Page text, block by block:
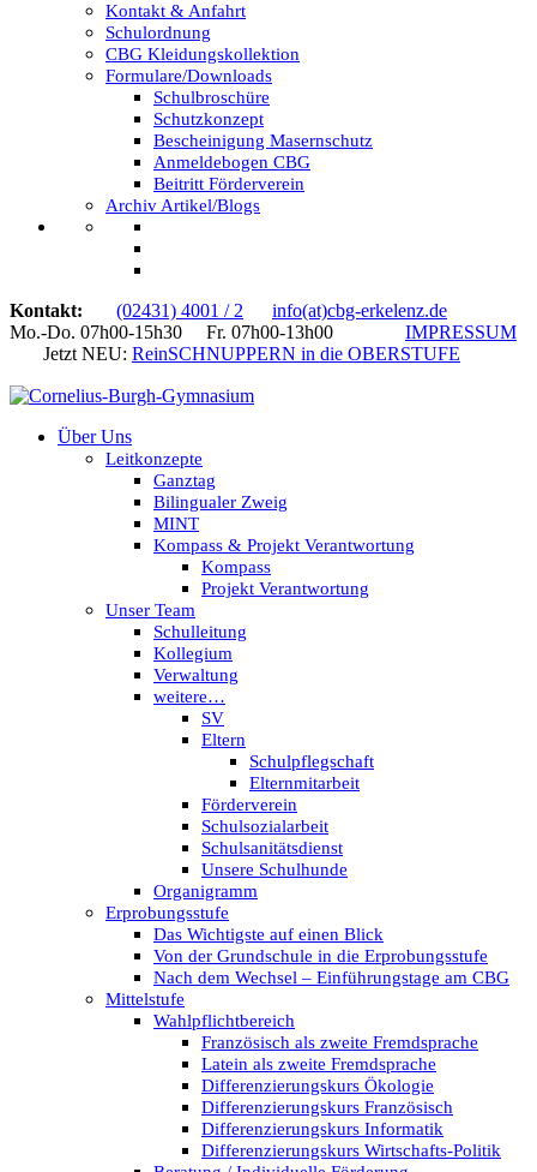
Kontakt & Anfahrt
Schulordnung
CBG Kleidungskollektion
Formulare/Downloads
Schulbroschüre
Schutzkonzept
Bescheinigung Masernschutz
Anmeldebogen CBG
Beitritt Förderverein
Archiv Artikel/Blogs
Kontakt: (02431) 4001 / 2
info(at)cbg-erkelenz.de
Mo.-Do. 07h00-15h30 Fr. 07h00-13h00 IMPRESSUM
Jetzt NEU: ReinSCHNUPPERN in die OBERSTUFE
Über Uns
Leitkonzepte
Ganztag
Bilingualer Zweig
MINT
Kompass & Projekt Verantwortung
Kompass
Projekt Verantwortung
Unser Team
Schulleitung
Kollegium
Verwaltung
weitere…
SV
Eltern
Schulpflegschaft
Elternmitarbeit
Förderverein
Schulsozialarbeit
Schulsanitätsdienst
Unsere Schulhunde
Organigramm
Erprobungsstufe
Das Wichtigste auf einen Blick
Von der Grundschule in die Erprobungsstufe
Nach dem Wechsel – Einführungstage am CBG
Mittelstufe
Wahlpflichtbereich
Französisch als zweite Fremdsprache
Latein als zweite Fremdsprache
Differenzierungskurs Ökologie
Differenzierungskurs Französisch
Differenzierungskurs Informatik
Differenzierungskurs Wirtschafts-Politik